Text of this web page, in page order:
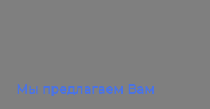
Мы предлагаем Вам